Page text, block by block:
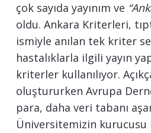
çok sayıda yayınım ve
oldu. Ankara Kriterleri,
ismiyle anılan tek kriter
hastalıklarla ilgili yayın
kriterler kullanılıyor.
oluştururken Avrupa
para, daha veri tabanı
Üniversitemizin kurucusu